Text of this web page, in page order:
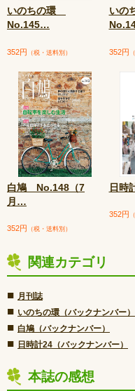
いのちの環
No.145…
352円 （税・送料別）
いの
352円
白鳩 No.148（7
月 …
352円 （税・送料別）
日時
352円
関連カテゴリ
■ 月刊誌
■ いのちの環（バックナンバー）
■ 白鳩（バックナンバー）
■ 日時計24（バックナンバー）
本誌の感想